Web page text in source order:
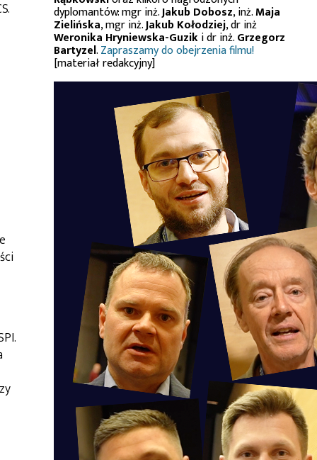
dyplomantów: mgr inż.Jakub Dobosz, inż.Maja
Zielińska, mgr inż.Jakub Kołodziej, dr inż
Weronika Hryniewska-Guziki dr inż.Grzegorz
Bartyzel.Zapraszamy do obejrzenia filmu!
[materiał redakcyjny]